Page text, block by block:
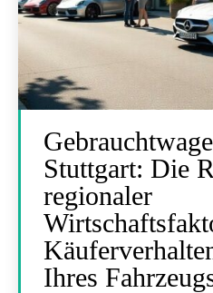
Stuttgart: Die
regionaler
Ihres